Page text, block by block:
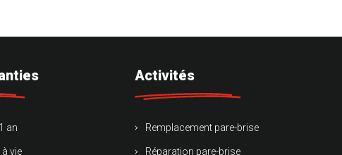
an
vie
Activités
Remplacement pare-brise
Réparation pare-brise